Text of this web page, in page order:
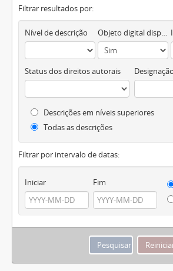
Filtrar resultados por:
Nível de descrição Objeto digital disponível
Status dos direitos autorais
Descrições em níveis superiores
Todas as descrições
Filtrar por intervalo de datas:
Iniciar Fim